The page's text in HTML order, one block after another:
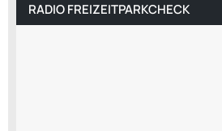
RADIO FREIZEITPARKCHECK